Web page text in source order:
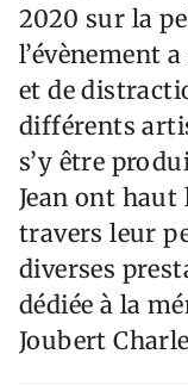
2020 sur la
l’évènement
et de
différents
s’y être
Jean ont haut
travers leur
diverses
dédiée à la
Joubert